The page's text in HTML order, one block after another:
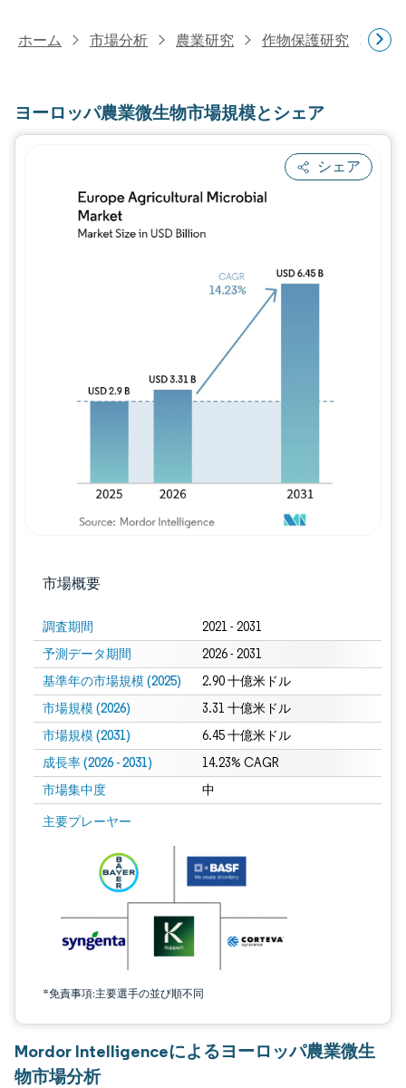
ホーム 市場分析 農業研究 作物保護研究 ヨ
ヨーロッパ農業微生物市場規模とシェア
シェア
市場概要
調査期間 2021 - 2031
予測データ期間 2026 - 2031
基準年の市場規模 (2025) 2.90 十億米ドル
市場規模 (2026) 3.31 十億米ドル
市場規模 (2031) 6.45 十億米ドル
成長率 (2026 - 2031) 14.23% CAGR
市場集中度 中
主要プレーヤー
*免責事項:主要選手の並び順不同
画像 © Mordor Intelligence。再利用にはCC BY 4.0の表示が必要です。
画像 © Mordor Intelligence。再利用には
Mordor Intelligenceによるヨーロッパ農業微生
物市場分析